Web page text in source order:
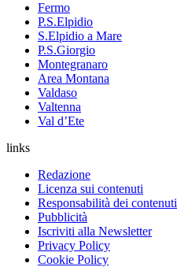
Fermo
P.S.Elpidio
S.Elpidio a Mare
P.S.Giorgio
Montegranaro
Area Montana
Valdaso
Valtenna
Val d’Ete
links
Redazione
Licenza sui contenuti
Responsabilità dei contenuti
Pubblicità
Iscriviti alla Newsletter
Privacy Policy
Cookie Policy